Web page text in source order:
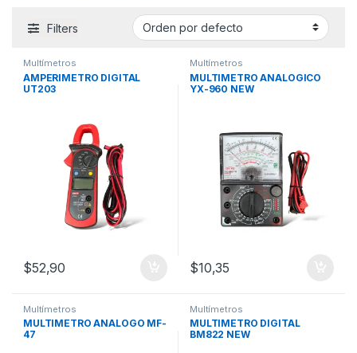
Filters
Multímetros
AMPERIMETRO DIGITAL
UT203
$52,90
Multímetros
MULTIMETRO ANALOGICO
YX-960 NEW
$10,35
Multímetros
MULTIMETRO ANALOGO MF-
47
Multímetros
MULTIMETRO DIGITAL
BM822 NEW